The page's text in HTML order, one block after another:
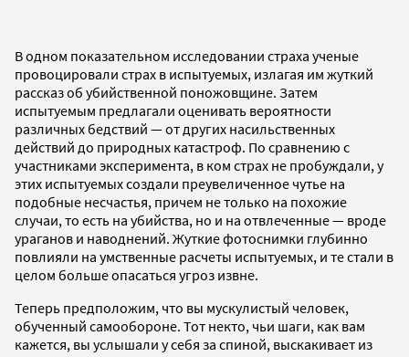
В одном показательном исследовании страха ученые
провоцировали страх в испытуемых, излагая им жуткий
рассказ об убийственной поножовщине. Затем
испытуемым предлагали оценивать вероятности
различных бедствий — от других насильственных
действий до природных катастроф. По сравнению с
участниками эксперимента, в ком страх не пробуждали, у
этих испытуемых создали преувеличенное чутье на
подобные несчастья, причем не только на похожие
случаи, то есть на убийства, но и на отвлеченные — вроде
ураганов и наводнений. Жуткие фотоснимки глубинно
повлияли на умственные расчеты испытуемых, и те стали в
целом больше опасаться угроз извне.
Теперь предположим, что вы мускулистый человек,
обученный самообороне. Тот некто, чьи шаги, как вам
кажется, вы услышали у себя за спиной, выскакивает из